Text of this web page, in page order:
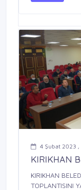
4 Şubat 2023
KIRIKHAN
KIRIKHAN
TOPLANTISINI